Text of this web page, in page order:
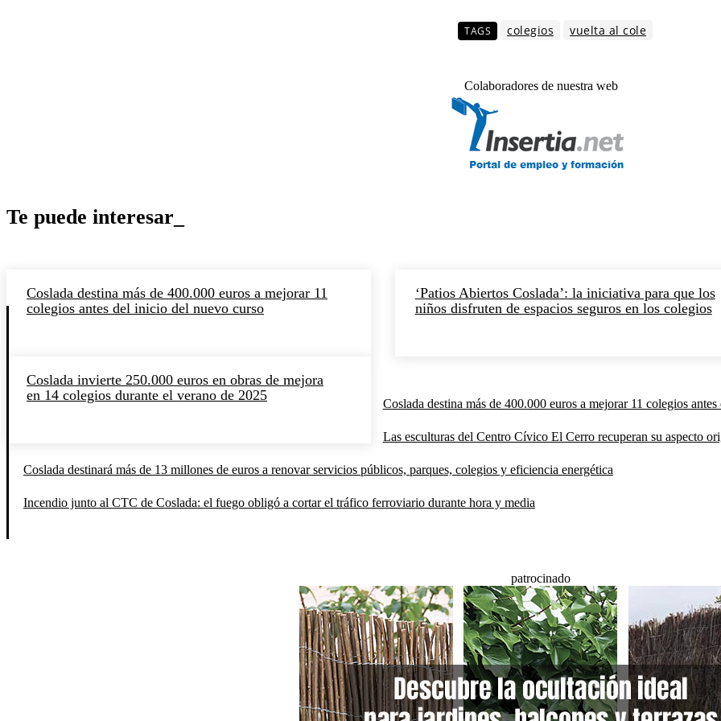
TAGS colegios vuelta al cole
Colaboradores de nuestra web
Te puede interesar_
Coslada destina más de 400.000 euros a mejorar 11
colegios antes del inicio del nuevo curso
‘Patios Abiertos Coslada’: la iniciativa para que los
niños disfruten de espacios seguros en los colegios
Coslada invierte 250.000 euros en obras de mejora
en 14 colegios durante el verano de 2025
Coslada destina más de 400.000 euros a mejorar 11 colegios
Las esculturas del Centro Cívico El Cerro recuperan su aspecto
Coslada destinará más de 13 millones de euros a renovar servicios públicos, parques, colegios y eficiencia energética
Incendio junto al CTC de Coslada: el fuego obligó a cortar el tráfico ferroviario durante hora y media
patrocinado